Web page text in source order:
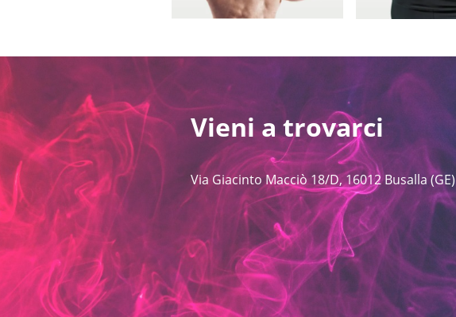
Vieni a trovarci
Via Giacinto Macciò 18/D, 16012 Busalla (GE)